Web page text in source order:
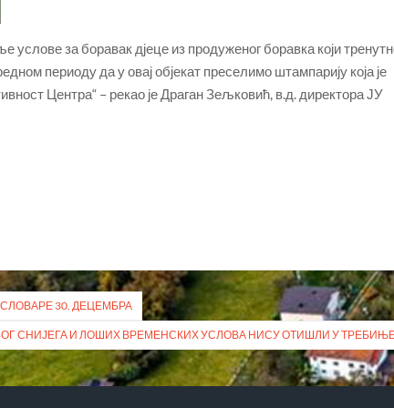
за боравак дјеце из продуженог боравка који
периоду да у овај објекат преселимо штампарију која је
Центра“ – рекао је Драган Зељковић, в.д. директора ЈУ
30. ДЕЦЕМБРА
СНИЈЕГА И ЛОШИХ ВРЕМЕНСКИХ УСЛОВА НИСУ ОТИШЛИ У